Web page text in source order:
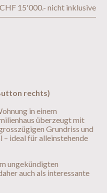
15'000.- nicht inklusive
rechts)
in einem
überzeugt mit
Grundriss und
ideal für alleinstehende
ungekündigten
auch als interessante